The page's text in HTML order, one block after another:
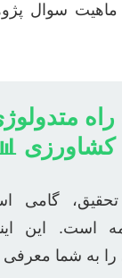
ماهیت سوال
کشاورزی
گامی
است. این
را به شما